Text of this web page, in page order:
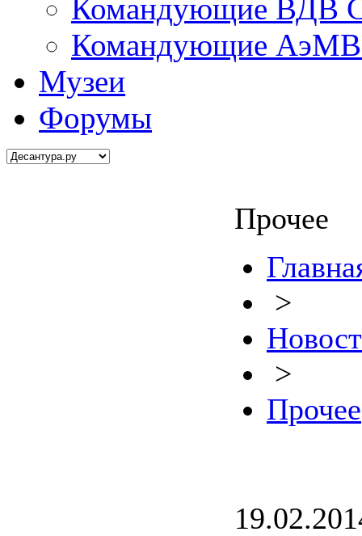
Командующие ВДВ
Командующие АэМВ
Музеи
Форумы
Прочее
>
>
Прочее